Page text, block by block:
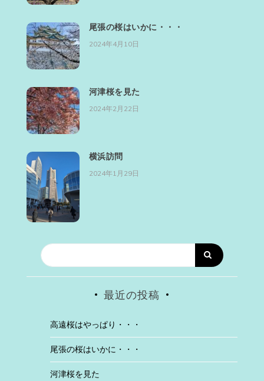
尾張の桜はいかに・・・
2024年4月10日
河津桜を見た
2024年2月22日
横浜訪問
2024年1月29日
最近の投稿
高遠桜はやっぱり・・・
尾張の桜はいかに・・・
河津桜を見た